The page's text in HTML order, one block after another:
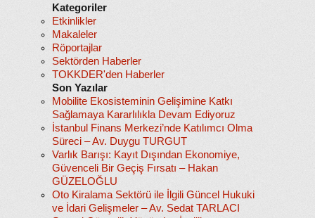
Kategoriler
Etkinlikler
Makaleler
Röportajlar
Sektörden Haberler
TOKKDER'den Haberler
Son Yazılar
Mobilite Ekosisteminin Gelişimine Katkı
Sağlamaya Kararlılıkla Devam Ediyoruz
İstanbul Finans Merkezi’nde Katılımcı Olma
Süreci – Av. Duygu TURGUT
Varlık Barışı: Kayıt Dışından Ekonomiye,
Güvenceli Bir Geçiş Fırsatı – Hakan
GÜZELOĞLU
Oto Kiralama Sektörü ile İlgili Güncel Hukuki
ve İdari Gelişmeler – Av. Sedat TARLACI